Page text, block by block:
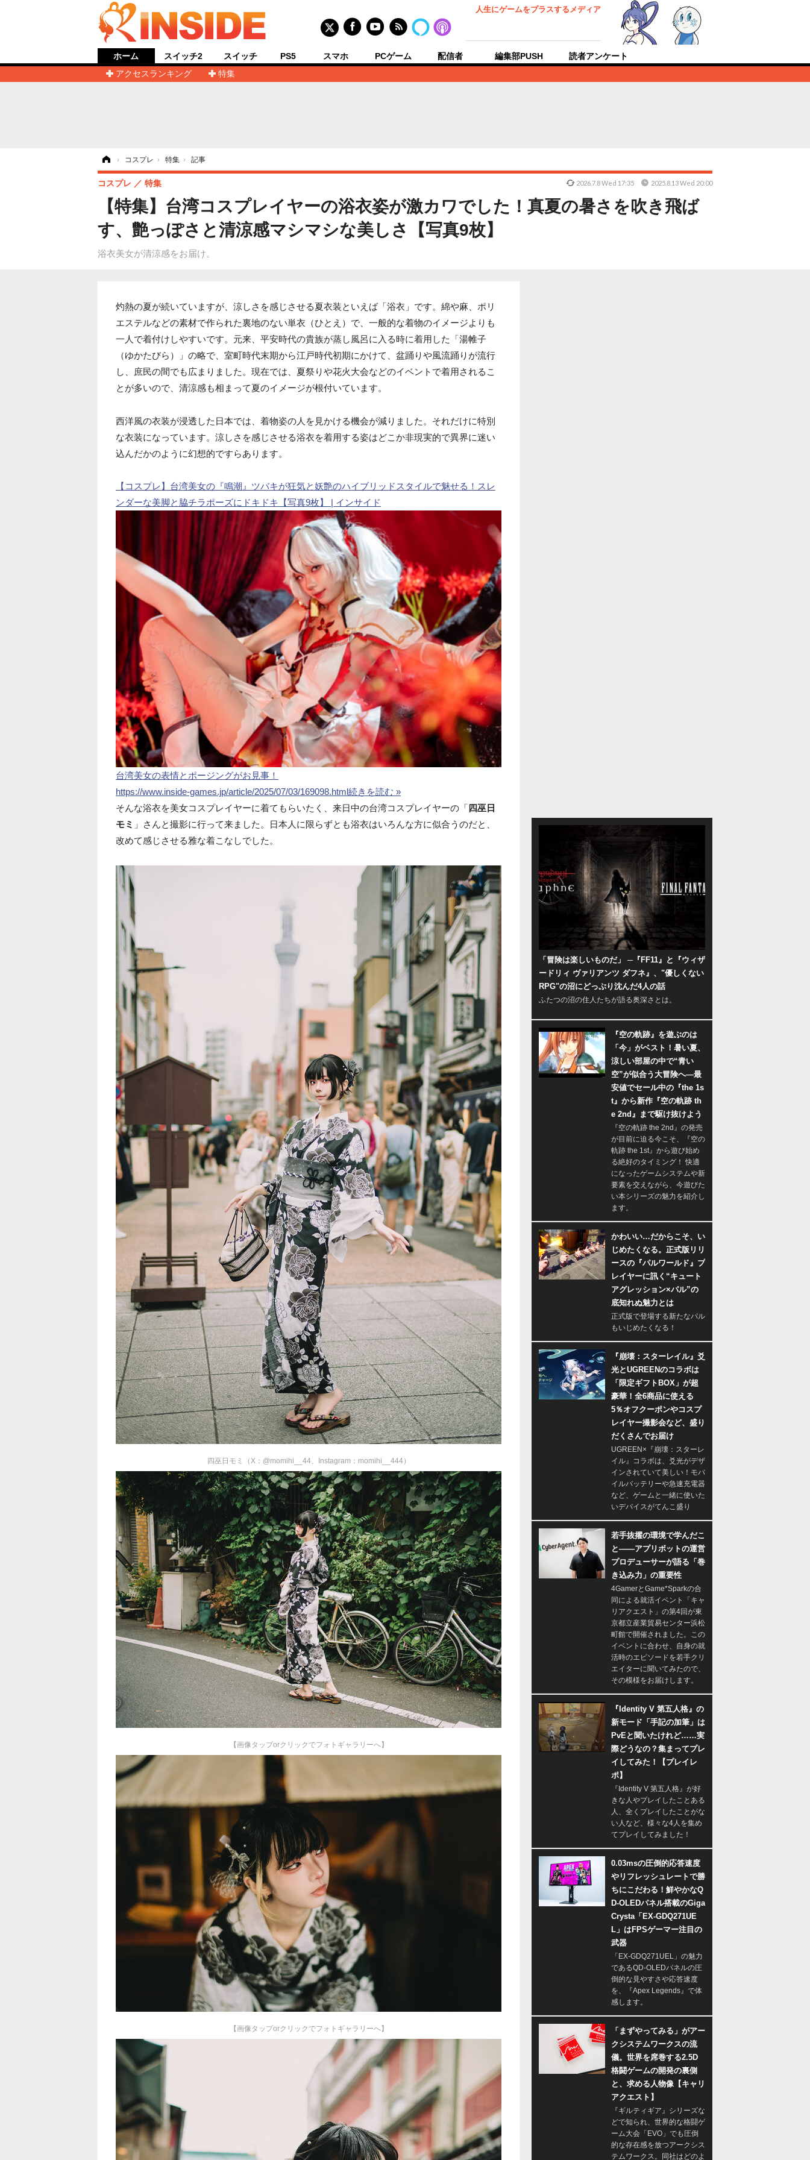
人生にゲームをプラスするメディア
ホーム
アクセスランキング
特集
スイッチ2 スイッチ PS5 スマホ PCゲーム 配信者 編集部PUSH 読者アンケート
› コスプレ › 特集 › 記事
【特集】台湾コスプレイヤーの浴衣姿が激カワでした！真夏の暑さを吹き飛ば
す、艶っぽさと清涼感マシマシな美しさ【写真9枚】
浴衣美女が清涼感をお届け。
コスプレ 特集 2026.7.8 Wed 17:35 2025.8.13 Wed 20:00
灼熱の夏が続いていますが、涼しさを感じさせる夏衣装といえば「浴衣」です。綿や麻、ポリ
エステルなどの素材で作られた裏地のない単衣（ひとえ）で、一般的な着物のイメージよりも
一人で着付けしやすいです。元来、平安時代の貴族が蒸し風呂に入る時に着用した「湯帷子
（ゆかたびら）」の略で、室町時代末期から江戸時代初期にかけて、盆踊りや風流踊りが流行
し、庶民の間でも広まりました。現在では、夏祭りや花火大会などのイベントで着用されるこ
とが多いので、清涼感も相まって夏のイメージが根付いています。
西洋風の衣装が浸透した日本では、着物姿の人を見かける機会が減りました。それだけに特別
な衣装になっています。涼しさを感じさせる浴衣を着用する姿はどこか非現実的で異界に迷い
込んだかのように幻想的ですらあります。
【コスプレ】台湾美女の『鳴潮』ツバキが狂気と妖艶のハイブリッドスタイルで魅せる！スレ
ンダーな美脚と脇チラポーズにドキドキ【写真9枚】 | インサイド
台湾美女の表情とポージングがお見事！
https://www.inside-games.jp/article/2025/07/03/169098.html続きを読む »
そんな浴衣を美女コスプレイヤーに着てもらいたく、来日中の台湾コスプレイヤーの「四巫日
モミ 」さんと撮影に行って来ました。日本人に限らずとも浴衣はいろんな方に似合うのだと、
改めて感じさせる雅な着こなしでした。
四巫日モミ（X：@momihi__44、Instagram：momihi__444）
【画像タップorクリックでフォトギャラリーへ】
【画像タップorクリックでフォトギャラリーへ】
「冒険は楽しいものだ」 ─『FF11』と『ウィザ
ードリィ ヴァリアンツ ダフネ』、"優しくない
RPG"の沼にどっぷり沈んだ4人の話
ふたつの沼の住人たちが語る奥深さとは。
『空の軌跡』を遊ぶのは
「今」がベスト！暑い夏、
涼しい部屋の中で“青い
空”が似合う大冒険へ―最
安値でセール中の『the 1s
t』から新作『空の軌跡 th
e 2nd』まで駆け抜けよう
『空の軌跡 the 2nd』の発売
が目前に迫る今こそ、『空の
軌跡 the 1st』から遊び始め
る絶好のタイミング！ 快適
になったゲームシステムや新
要素を交えながら、今遊びた
い本シリーズの魅力を紹介し
ます。
かわいい…だからこそ、い
じめたくなる。正式版リリ
ースの『パルワールド』プ
レイヤーに訊く“キュート
アグレッション×パル”の
底知れぬ魅力とは
正式版で登場する新たなパル
もいじめたくなる！
『崩壊：スターレイル』爻
光とUGREENのコラボは
「限定ギフトBOX」が超
豪華！全6商品に使える
5％オフクーポンやコスプ
レイヤー撮影会など、盛り
だくさんでお届け
UGREEN×『崩壊：スターレ
イル』コラボは、爻光がデザ
インされていて美しい！モバ
イルバッテリーや急速充電器
など、ゲームと一緒に使いた
いデバイスがてんこ盛り
若手抜擢の環境で学んだこ
と――アプリボットの運営
プロデューサーが語る「巻
き込み力」の重要性
4GamerとGame*Sparkの合
同による就活イベント「キャ
リアクエスト」の第4回が東
京都立産業貿易センター浜松
町館で開催されました。この
イベントに合わせ、自身の就
活時のエピソードを若手クリ
エイターに聞いてみたので、
その模様をお届けします。
『Identity V 第五人格』の
新モード「手記の加筆」は
PvEと聞いたけれど……実
際どうなの？集まってプレ
イしてみた！【プレイレ
ポ】
『Identity V 第五人格』が好
きな人やプレイしたことある
人、全くプレイしたことがな
い人など、様々な4人を集め
てプレイしてみました！
0.03msの圧倒的応答速度
やリフレッシュレートで勝
ちにこだわる！鮮やかなQ
D-OLEDパネル搭載のGiga
Crysta「EX-GDQ271UE
L」はFPSゲーマー注目の
武器
「EX-GDQ271UEL」の魅力
であるQD-OLEDパネルの圧
倒的な見やすさや応答速度
を、『Apex Legends』で体
感します。
「まずやってみる」がアー
クシステムワークスの流
儀。世界を席巻する2.5D
格闘ゲームの開発の裏側
と、求める人物像【キャリ
アクエスト】
『ギルティギア』シリーズな
どで知られ、世界的な格闘ゲ
ーム大会「EVO」でも圧倒
的な存在感を放つアークシス
テムワークス。同社はどのよ